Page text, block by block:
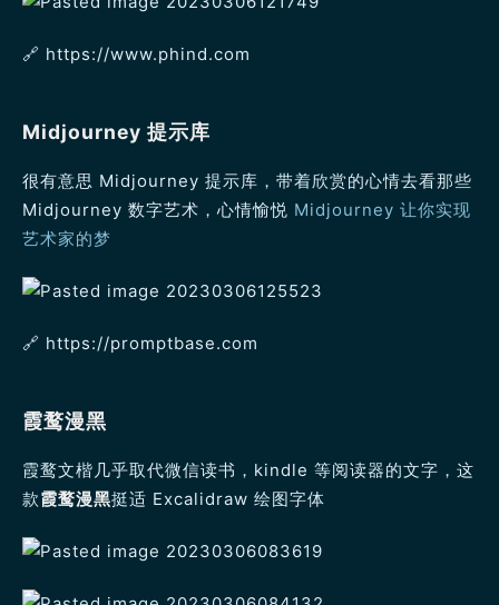
🔗️ https://www.phind.com
Midjourney 提示库
很有意思 Midjourney 提示库，带着欣赏的心情去看那些
Midjourney 数字艺术，心情愉悦 Midjourney 让你实现
艺术家的梦
🔗️ https://promptbase.com
霞鹜漫黑
霞鹜文楷几乎取代微信读书，kindle 等阅读器的文字，这
款霞鹜漫黑挺适 Excalidraw 绘图字体